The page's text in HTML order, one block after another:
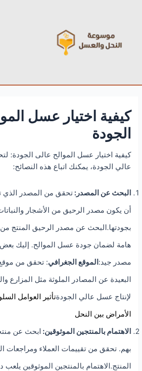
كيفية اختيار عسل
الجودة
كيفية اختيار عسل الموالح عالى الجودة:
عالي الجودة، يمكنك اتباع هذه النصائح:
البحث عن المصدر:تحقق من المصدر الذي
أن يكون مصدر الرحيق من الأشجار
بجودتها.البحث عن مصدر الرحيق المنتج
هامة لضمان جودة عسل الموالح. إليك
مصدر جيد: الموقع الجغرافي: تحقق من
البعيدة عن المصادر الملوثة مثل المزارع
لإنتاج عسل عالي الجودةتأثير العوامل
الأمراض بين النحل
الاهتمام بالمنتجين الموثوقين: ابحث عن
بهم. تحقق من تقييمات العملاء ومراجعات
المنتج.الاهتمام بالمنتجين الموثوقين يلعب